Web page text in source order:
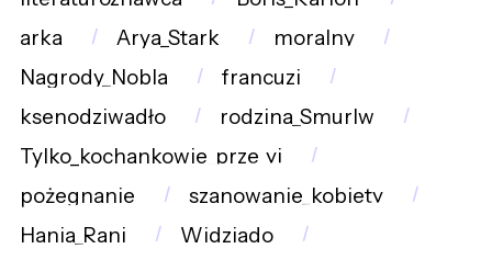
arka
Arya_Stark
moralny
Nagrody_Nobla
francuzi
ksenodziwadło
rodzina_Smurlw
Tylko_kochankowie_prze_yj
pożegnanie
szanowanie_kobiety
Hania_Rani
Widziado